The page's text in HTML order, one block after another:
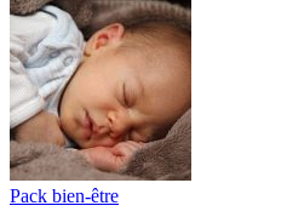
Pack bien-être